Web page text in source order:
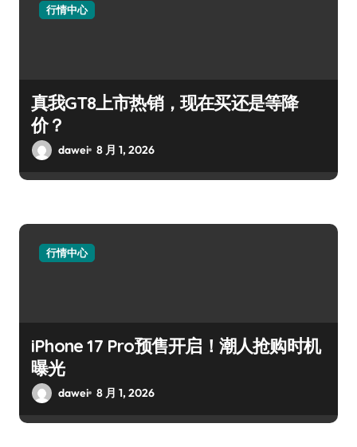
行情中心
真我GT8上市热销，现在买还是等降
价？
dawei 8 月 1, 2026
行情中心
iPhone 17 Pro预售开启！潮人抢购时机
曝光
dawei 8 月 1, 2026